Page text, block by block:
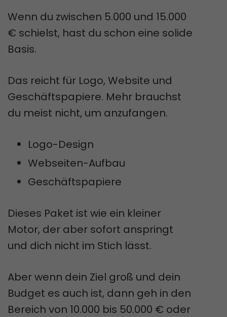
Wenn du zwischen 5.000 und 15.000
€ schielst, hast du schon eine solide
Basis.
Das reicht für Logo, Website und
Geschäftspapiere. Mehr brauchst
du meist nicht, um anzufangen.
Logo-Design
Webseiten-Aufbau
Geschäftspapiere
Dieses Paket ist wie ein kleiner
Motor, der aber sofort anspringt
und dich nicht im Stich lässt.
Aber wenn dein Ziel groß und dein
Budget es auch ist, dann geh in den
Bereich von 10.000 bis 50.000 € oder